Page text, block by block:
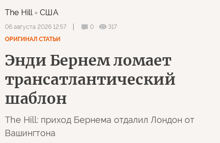
The Hill США
06 августа 2026 12:57 0
317
ОРИГИНАЛ СТАТЬИ
Энди Бернем ломает
трансатлантический
шаблон
The Hill: приход Бернема отдалил Лондон от
Вашингтона